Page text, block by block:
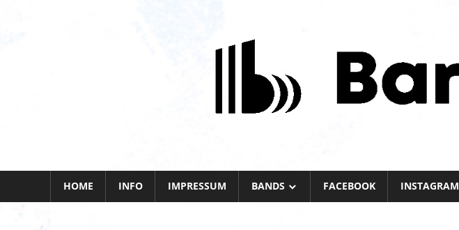
HOME INFO IMPRESSUM BANDS FACEBOOK INSTAGRAM